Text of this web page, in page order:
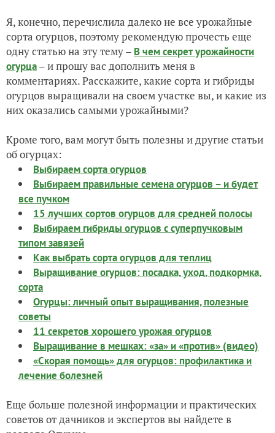
Я, конечно, перечислила далеко не все урожайные
сорта огурцов, поэтому рекомендую прочесть еще
одну статью на эту тему – В чем секрет урожайности
огурца– и прошу вас дополнить меня в
комментариях. Расскажите, какие сорта и гибриды
огурцов выращивали на своем участке вы, и какие из
них оказались самыми урожайными?
Кроме того, вам могут быть полезны и другие статьи
об огурцах:
Выбираем сорта огурцов
Выбираем правильные семена огурцов – и будет
все пучком
15 лучших сортов огурцов для средней полосы
Выбираем гибриды огурцов с суперпучковым
типом завязей
Как выбрать сорта огурцов для теплиц
Выращивание огурцов: посадка, уход, подкормка,
сорта
Огурцы: личный опыт выращивания, полезные
советы
11 секретов хорошего урожая огурцов
Выращивание в мешках: «за» и «против» (видео)
«Скорая помощь» для огурцов: профилактика и
лечение болезней
Еще больше полезной информации и практических
советов от дачников и экспертов вы найдете в